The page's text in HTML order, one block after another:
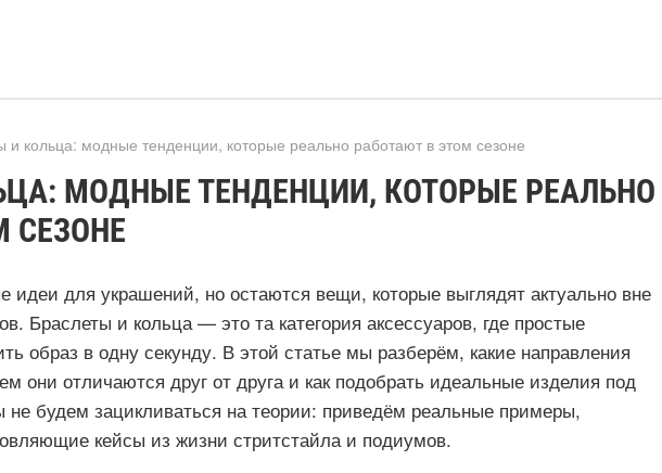
и кольца: модные тенденции, которые реально работают в этом сезоне
МОДНЫЕ ТЕНДЕНЦИИ, КОТОРЫЕ РЕАЛЬНО
СЕЗОНЕ
идеи для украшений, но остаются вещи, которые выглядят актуально вне
Браслеты и кольца — это та категория аксессуаров, где простые
образ в одну секунду. В этой статье мы разберём, какие направления
они отличаются друг от друга и как подобрать идеальные изделия под
будем зацикливаться на теории: приведём реальные примеры,
кейсы из жизни стритстайла и подиумов.